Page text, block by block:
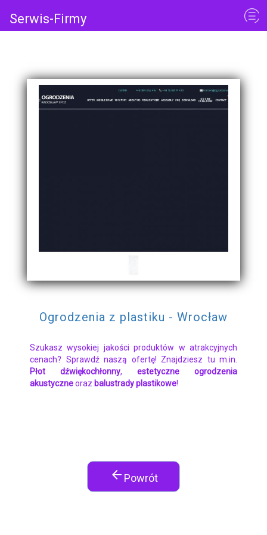
Serwis-Firmy
Ogrodzenia z plastiku - Wrocław
Szukasz wysokiej jakości produktów w atrakcyjnych
cenach? Sprawdź naszą ofertę! Znajdziesz tu m.in.
Płot dźwiękochłonny, estetyczne ogrodzenia
akustyczneoraz balustrady plastikowe!
arrow_back Powrót